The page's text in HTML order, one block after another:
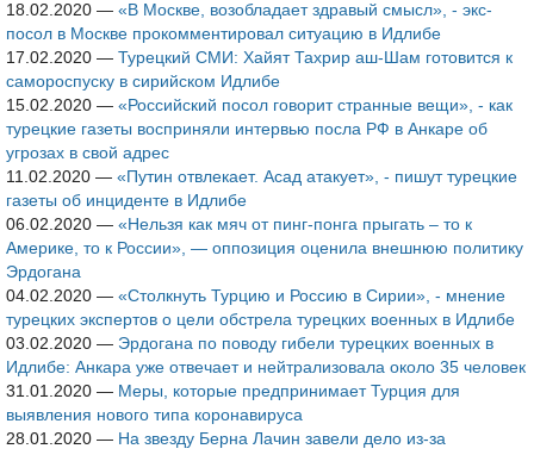
18.02.2020 — «В Москве, возобладает здравый смысл», - экс-
посол в Москве прокомментировал ситуацию в Идлибе
17.02.2020 — Турецкий СМИ: Хайят Тахрир аш-Шам готовится к
самороспуску в сирийском Идлибе
15.02.2020 — «Российский посол говорит странные вещи», - как
турецкие газеты восприняли интервью посла РФ в Анкаре об
угрозах в свой адрес
11.02.2020 — «Путин отвлекает. Асад атакует», - пишут турецкие
газеты об инциденте в Идлибе
06.02.2020 — «Нельзя как мяч от пинг-понга прыгать – то к
Америке, то к России», — оппозиция оценила внешнюю политику
Эрдогана
04.02.2020 — «Столкнуть Турцию и Россию в Сирии», - мнение
турецких экспертов о цели обстрела турецких военных в Идлибе
03.02.2020 — Эрдогана по поводу гибели турецких военных в
Идлибе: Анкара уже отвечает и нейтрализовала около 35 человек
31.01.2020 — Меры, которые предпринимает Турция для
выявления нового типа коронавируса
28.01.2020 — На звезду Берна Лачин завели дело из-за